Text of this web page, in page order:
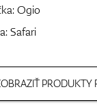
Ogio
Safari
PRODUKTY